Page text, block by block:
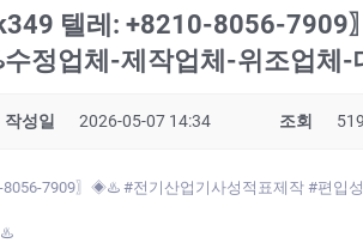
텔레: +8210-8056-
정업체-제작업체-위조업체
작성일 2026-05-07 14:34 조회 519
7909〗◈♨️ #전기산업기사성적표제작 #편입
♨️